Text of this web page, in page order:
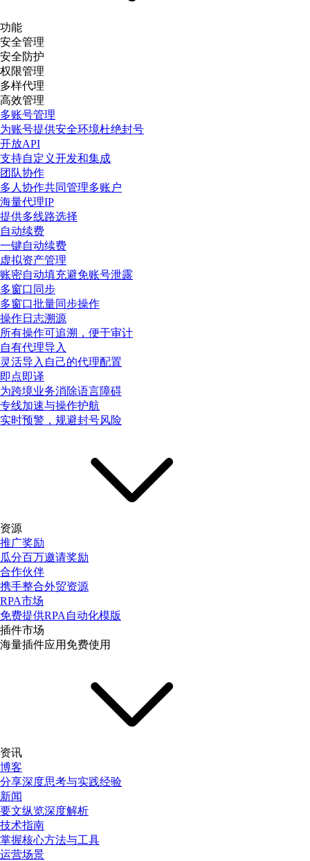
功能
安全管理
安全防护
权限管理
多样代理
高效管理
多账号管理
为账号提供安全环境杜绝封号
开放API
支持自定义开发和集成
团队协作
多人协作共同管理多账户
海量代理IP
提供多线路选择
自动续费
一键自动续费
虚拟资产管理
账密自动填充避免账号泄露
多窗口同步
多窗口批量同步操作
操作日志溯源
所有操作可追溯，便于审计
自有代理导入
灵活导入自己的代理配置
即点即译
为跨境业务消除语言障碍
专线加速与操作护航
实时预警，规避封号风险
资源
推广奖励
瓜分百万邀请奖励
合作伙伴
携手整合外贸资源
RPA市场
免费提供RPA自动化模版
插件市场
海量插件应用免费使用
资讯
博客
分享深度思考与实践经验
新闻
要文纵览深度解析
技术指南
掌握核心方法与工具
运营场景